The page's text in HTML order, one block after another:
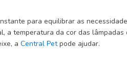
para equilibrar as
a temperatura da cor das
a Central Petpode ajudar.